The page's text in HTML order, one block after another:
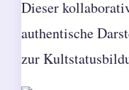
Dieser
authentische
zur